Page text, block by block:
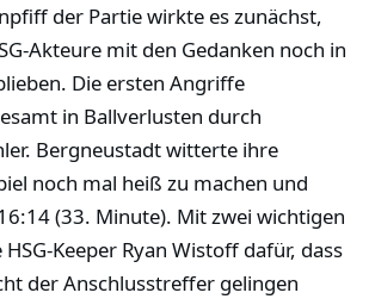
der Partie wirkte es zunächst,
Akteure mit den Gedanken noch in
Die ersten Angriffe
in Ballverlusten durch
Bergneustadt witterte ihre
noch mal heiß zu machen und
(33. Minute). Mit zwei wichtigen
Keeper Ryan Wistoff dafür, dass
der Anschlusstreffer gelingen